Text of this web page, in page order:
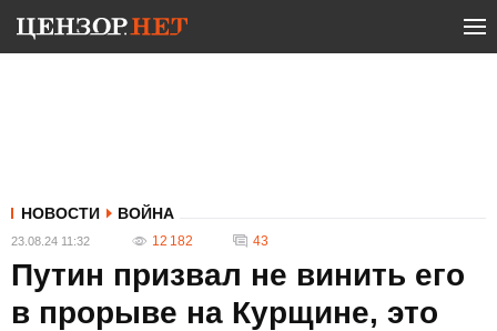
НОВОСТИ ВОЙНА
23.08.24 11:32 12 182 43
Путин призвал не винить его
в прорыве на Курщине, это